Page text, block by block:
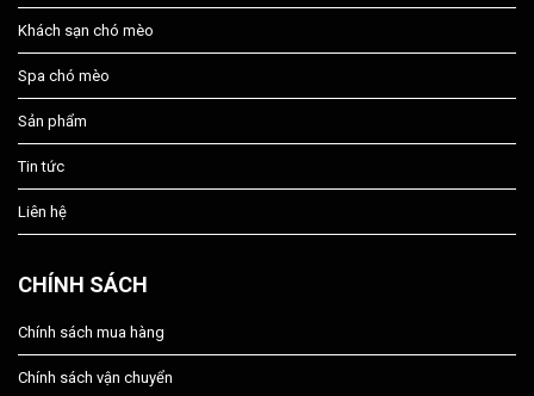
Khách sạn chó mèo
Spa chó mèo
Sản phẩm
Tin tức
Liên hệ
CHÍNH SÁCH
Chính sách mua hàng
Chính sách vận chuyển